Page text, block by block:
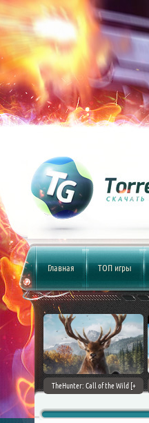
Главная ТОП игры
(2017)
TheHunter: Call of the Wild [+